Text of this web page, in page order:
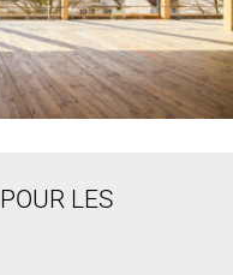
POUR LES